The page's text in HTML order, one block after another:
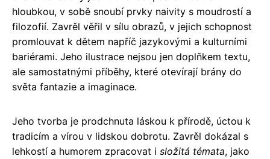
hloubkou, v sobě snoubí prvky naivity s moudrostí a
filozofií. Zavrěl věřil v sílu obrazů, v jejich schopnost
promlouvat k dětem napříč jazykovými a kulturními
bariérami. Jeho ilustrace nejsou jen doplňkem textu,
ale samostatnými příběhy, které otevírají brány do
světa fantazie a imaginace.
Jeho tvorba je prodchnuta láskou k přírodě, úctou k
tradicím a vírou v lidskou dobrotu. Zavrěl dokázal s
lehkostí a humorem zpracovat i složitá témata, jako